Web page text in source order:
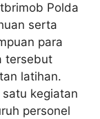
Polda
serta
para
tersebut
latihan.
kegiatan
personel